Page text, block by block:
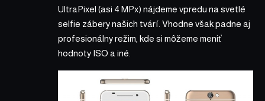
UltraPixel (asi 4 MPx) nájdeme vpredu na svetlé
selfie zábery našich tvárí. Vhodne však padne aj
profesionálny režim, kde si môžeme meniť
hodnoty ISO a iné.